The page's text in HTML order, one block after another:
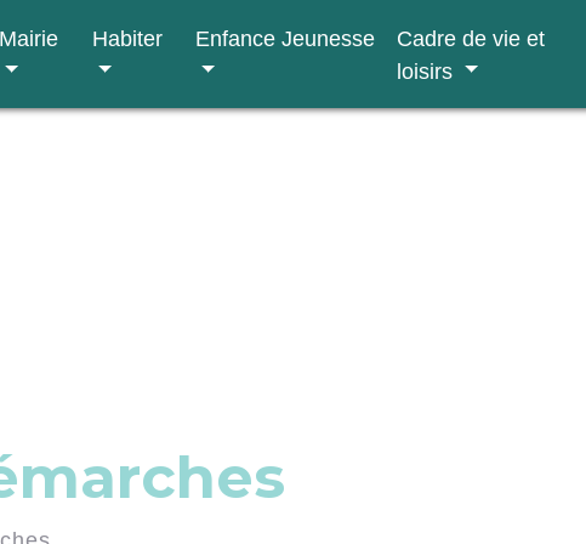
Mairie Habiter Enfance Jeunesse
Cadre de vie et
loisirs